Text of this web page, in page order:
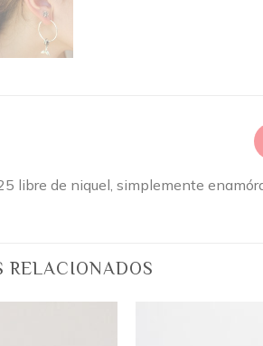
libre de niquel, simplemente
RELACIONADOS